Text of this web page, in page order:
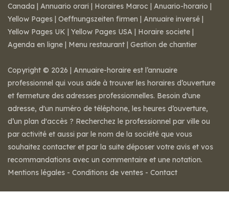
Canada | Annuario orari | Horaires Maroc | Anuario-horario |
Yellow Pages | Oeffnungszeiten firmen | Annuaire inversé |
Yellow Pages UK | Yellow Pages USA | Horaire societe |
Agenda en ligne | Menu restaurant | Gestion de chantier
Copyright © 2026 | Annuaire-horaire est l’annuaire
professionnel qui vous aide à trouver les horaires d’ouverture
et fermeture des adresses professionnelles. Besoin d'une
adresse, d'un numéro de téléphone, les heures d’ouverture,
d’un plan d'accès ? Recherchez le professionnel par ville ou
par activité et aussi par le nom de la société que vous
souhaitez contacter et par la suite déposer votre avis et vos
recommandations avec un commentaire et une notation.
Mentions légales - Conditions de ventes - Contact